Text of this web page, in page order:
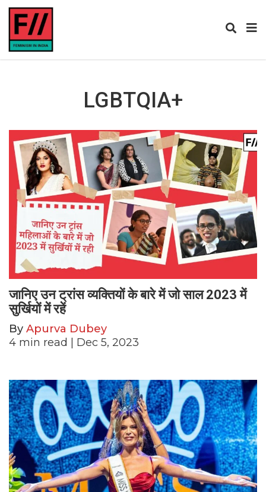
LGBTQIA+
जानिए उन ट्रांस व्यक्तियों के बारे में जो साल 2023 में
सुर्खियों में रहें
By Apurva Dubey
4 min read | Dec 5, 2023